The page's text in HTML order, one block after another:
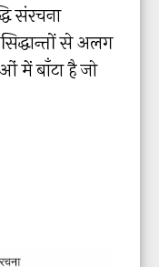
संरचना
से अलग
में बाँटा है जो